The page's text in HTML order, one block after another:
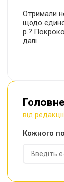
Отримали
щодо
р.?
далі
від
Кожного